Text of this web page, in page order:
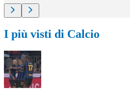
I più visti di Calcio